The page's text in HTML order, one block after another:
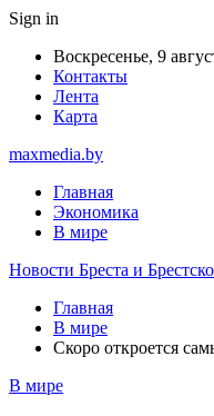
Sign in
Воскресенье, 9
Контакты
Лента
Карта
maxmedia.by
Главная
Экономика
В мире
Новости Бреста и
Главная
В мире
Скоро откроется
В мире